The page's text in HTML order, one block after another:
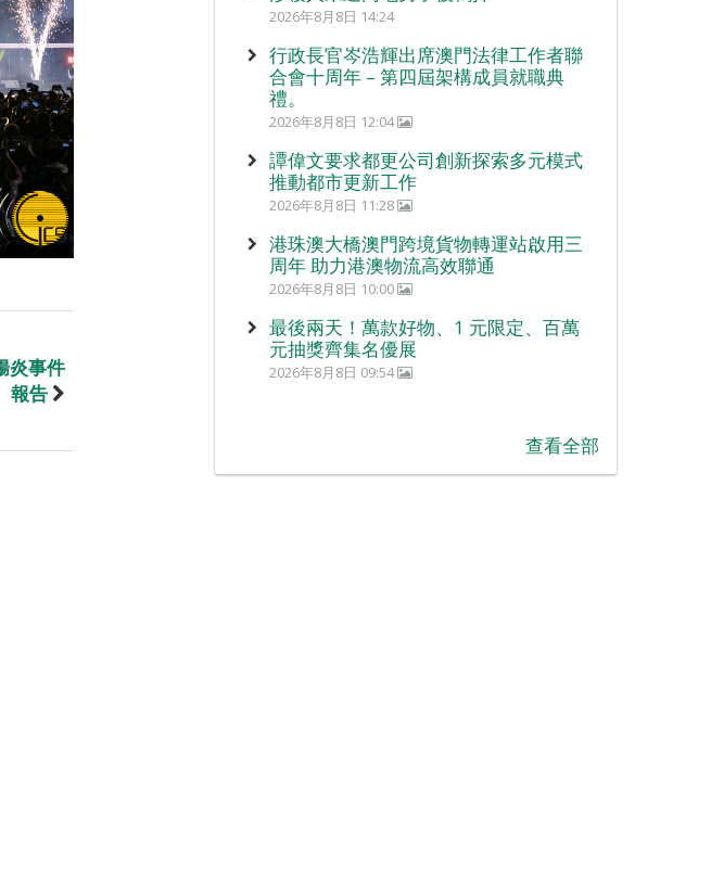
炎事件
報告
2026年8月8日 14:24
行政長官岑浩輝出席澳門法律工作者聯
合會十周年 – 第四屆架構成員就職典
禮。
2026年8月8日 12:04
譚偉文要求都更公司創新探索多元模式
推動都市更新工作
2026年8月8日 11:28
港珠澳大橋澳門跨境貨物轉運站啟用三
周年 助力港澳物流高效聯通
2026年8月8日 10:00
最後兩天！萬款好物、1 元限定、百萬
元抽獎齊集名優展
2026年8月8日 09:54
查看全部